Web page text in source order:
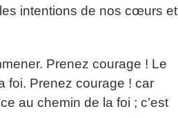
intentions de nos cœurs et
Prenez courage ! Le
foi. Prenez courage ! car
au chemin de la foi ; c’est